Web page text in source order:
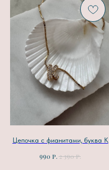
Цепочка с фианитами, буква К
990 р. 2 390р.